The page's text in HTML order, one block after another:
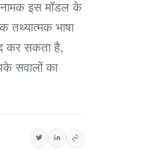
नामक इस मॉडल के
तथ्यात्मक भाषा
कर सकता है,
सवालों का